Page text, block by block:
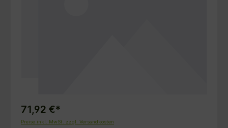
71,92 €*
Preise inkl. MwSt. zzgl. Versandkosten